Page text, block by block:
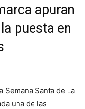
apuran
puesta en
Semana Santa de La
una de las